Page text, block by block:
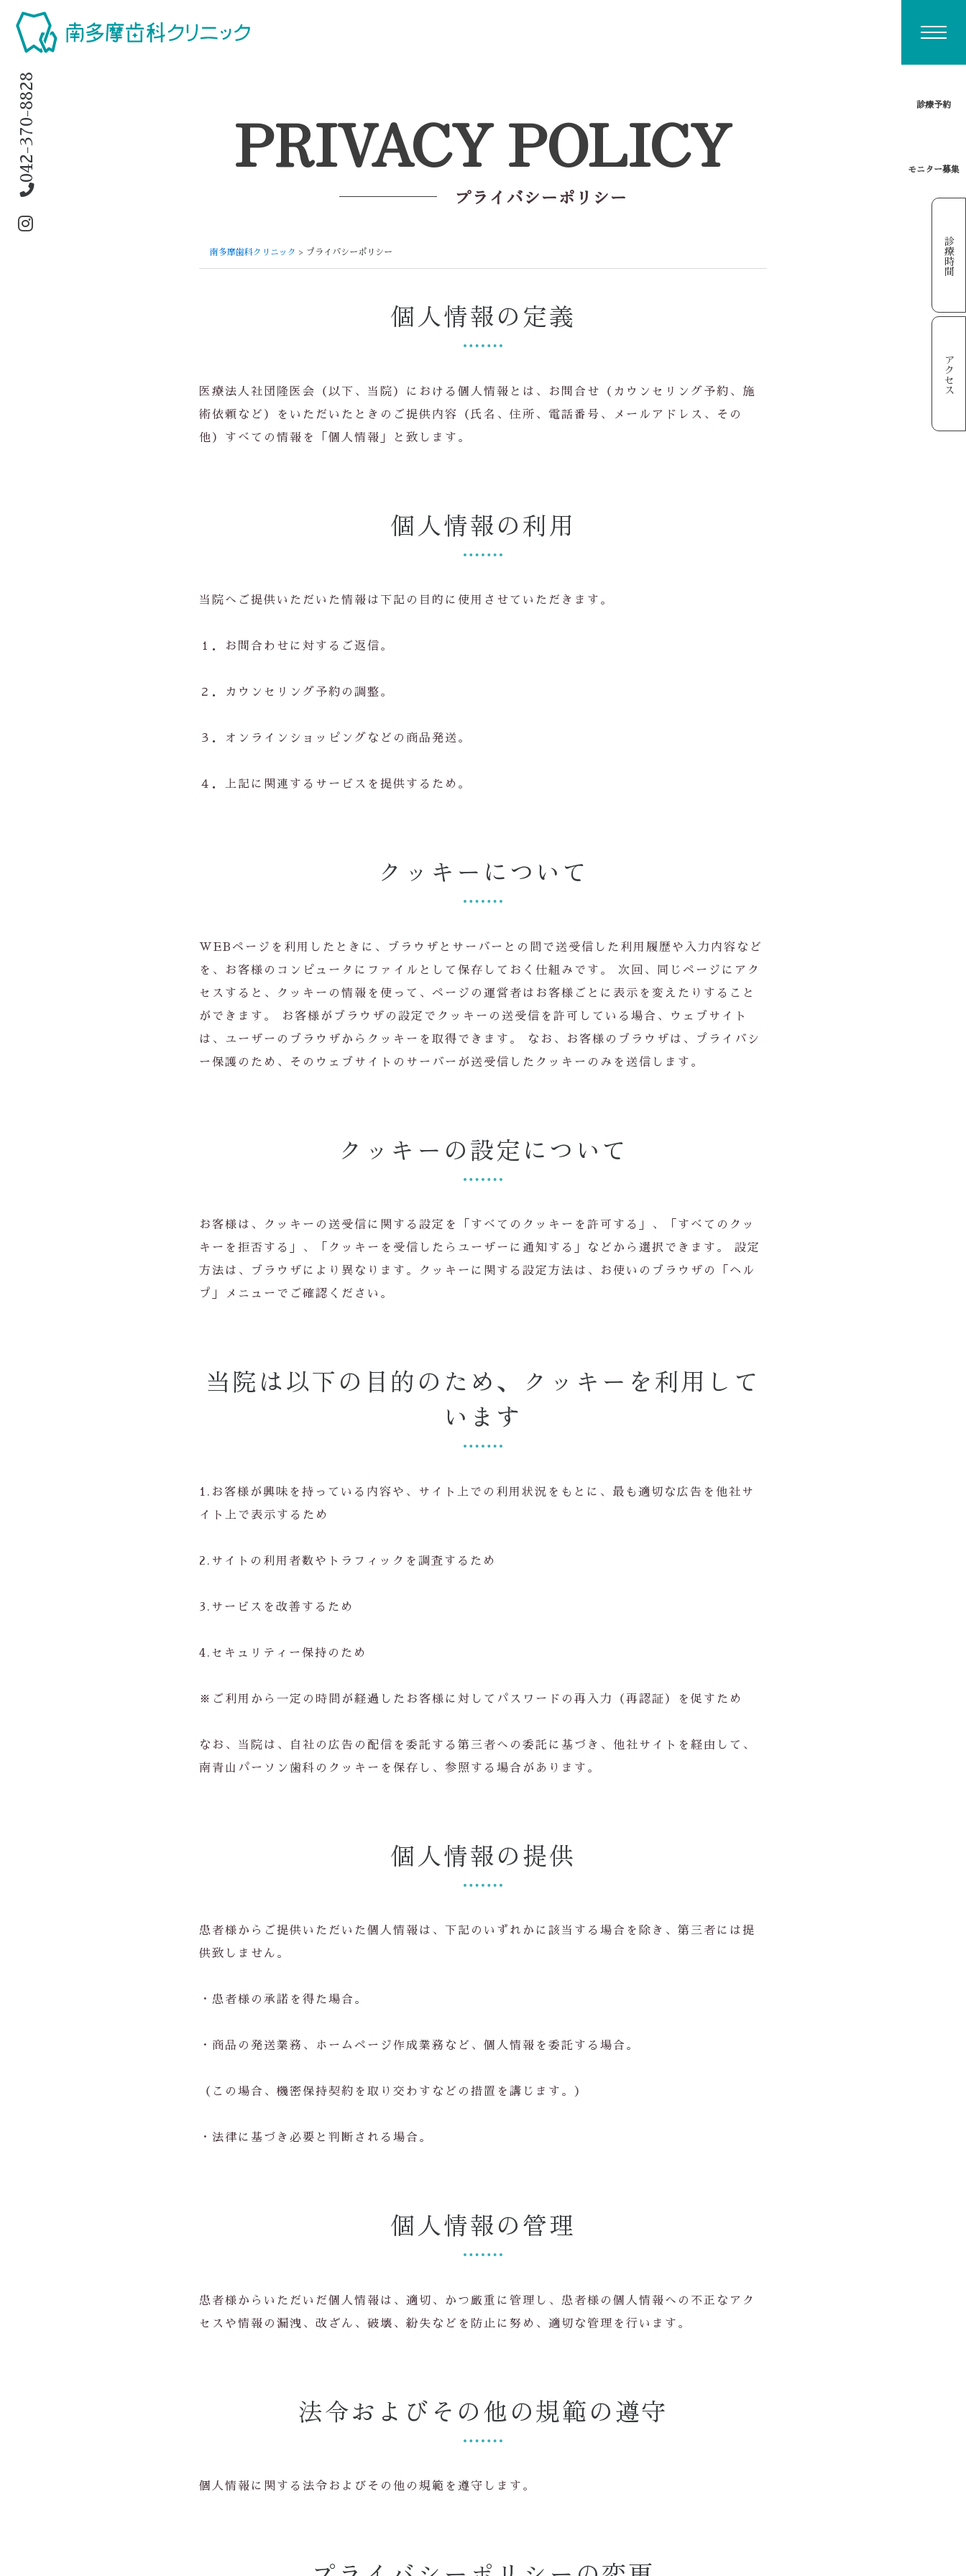
診療予約
モニター募集
診療時間
アクセス
042-370-8828 PRIVACY POLICY
プライバシーポリシー
南多摩歯科クリニック > プライバシーポリシー
個人情報の定義
医療法人社団隆医会（以下、当院）における個人情報とは、お問合せ（カウンセリング予約、施
術依頼など）をいただいたときのご提供内容（氏名、住所、電話番号、メールアドレス、その
他）すべての情報を「個人情報」と致します。
個人情報の利用
当院へご提供いただいた情報は下記の目的に使用させていただきます。
１．お問合わせに対するご返信。
２．カウンセリング予約の調整。
３．オンラインショッピングなどの商品発送。
４．上記に関連するサービスを提供するため。
クッキーについて
WEBページを利用したときに、ブラウザとサーバーとの間で送受信した利用履歴や入力内容など
を、お客様のコンピュータにファイルとして保存しておく仕組みです。 次回、同じページにアク
セスすると、クッキーの情報を使って、ページの運営者はお客様ごとに表示を変えたりすること
ができます。 お客様がブラウザの設定でクッキーの送受信を許可している場合、ウェブサイト
は、ユーザーのブラウザからクッキーを取得できます。 なお、お客様のブラウザは、プライバシ
ー保護のため、そのウェブサイトのサーバーが送受信したクッキーのみを送信します。
クッキーの設定について
お客様は、クッキーの送受信に関する設定を「すべてのクッキーを許可する」、「すべてのクッ
キーを拒否する」、「クッキーを受信したらユーザーに通知する」などから選択できます。 設定
方法は、ブラウザにより異なります。クッキーに関する設定方法は、お使いのブラウザの「ヘル
プ」メニューでご確認ください。
当院は以下の目的のため、クッキーを利用して
います
1.お客様が興味を持っている内容や、サイト上での利用状況をもとに、最も適切な広告を他社サ
イト上で表示するため
2.サイトの利用者数やトラフィックを調査するため
3.サービスを改善するため
4.セキュリティー保持のため
※ご利用から一定の時間が経過したお客様に対してパスワードの再入力（再認証）を促すため
なお、当院は、自社の広告の配信を委託する第三者への委託に基づき、他社サイトを経由して、
南青山パーソン歯科のクッキーを保存し、参照する場合があります。
個人情報の提供
患者様からご提供いただいた個人情報は、下記のいずれかに該当する場合を除き、第三者には提
供致しません。
・患者様の承諾を得た場合。
・商品の発送業務、ホームページ作成業務など、個人情報を委託する場合。
（この場合、機密保持契約を取り交わすなどの措置を講じます。）
・法律に基づき必要と判断される場合。
個人情報の管理
患者様からいただいだ個人情報は、適切、かつ厳重に管理し、患者様の個人情報への不正なアク
セスや情報の漏洩、改ざん、破壊、紛失などを防止に努め、適切な管理を行います。
法令およびその他の規範の遵守
個人情報に関する法令およびその他の規範を遵守します。